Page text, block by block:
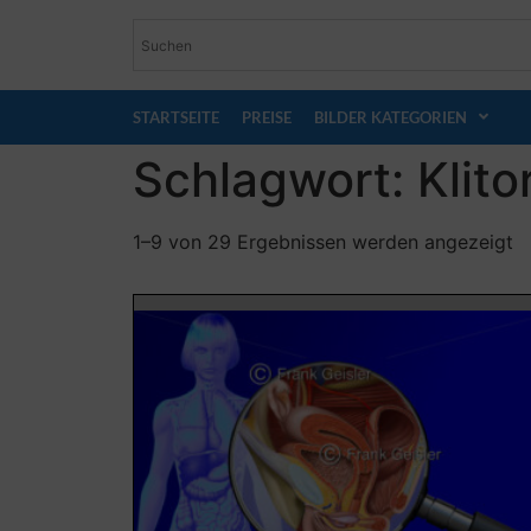
STARTSEITE PREISE BILDER KATEGORIEN
Schlagwort:
1–9 von 29 Ergebnissen werden angezeigt